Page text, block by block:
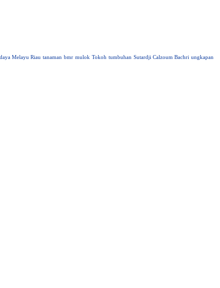
Melayu Riau tanaman bmr mulok Tokoh tumbuhan Sutardji Calzoum Bachri ungkapan